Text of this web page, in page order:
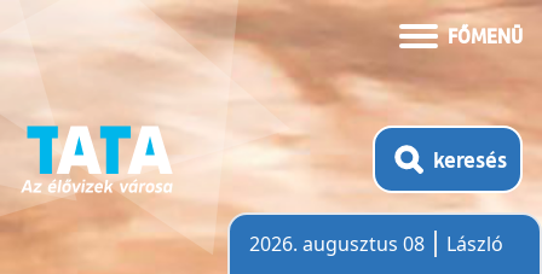
FŐMENÜ
keresés
2026. augusztus 08
László